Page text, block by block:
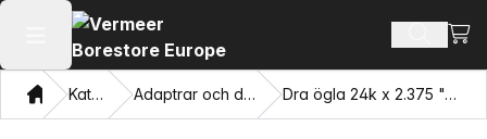
Öppna huvudmenyn Sök
Hem Katalog Adaptrar och dragögon Dra ögla 24k x 2.375 "API Reg Box